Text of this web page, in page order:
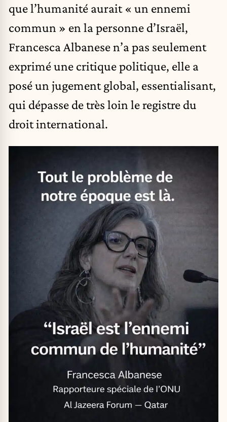
que l’humanité aurait « un ennemi
commun » en la personne d’Israël,
Francesca Albanese n’a pas seulement
exprimé une critique politique, elle a
posé un jugement global, essentialisant,
qui dépasse de très loin le registre du
droit international.